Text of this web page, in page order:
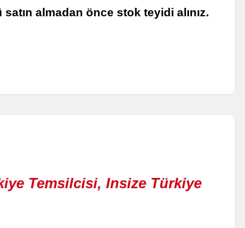
almadan önce stok teyidi alınız.